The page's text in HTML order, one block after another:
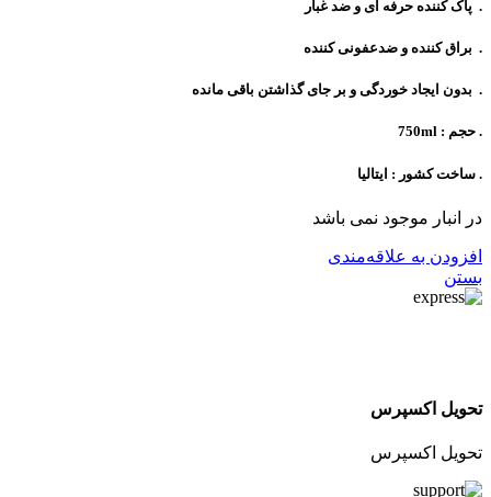
. پاک کننده حرفه ای و ضد غبار
. براق کننده و ضدعفونی کننده
. بدون ایجاد خوردگی و بر جای گذاشتن باقی مانده
. حجم : 750ml
. ساخت کشور : ایتالیا
در انبار موجود نمی باشد
افزودن به علاقه‌مندی
بستن
تحویل اکسپرس
تحویل اکسپرس